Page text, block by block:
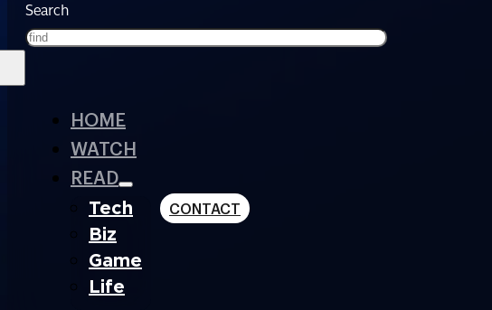
Search
HOME
WATCH
READ
Tech
Biz
Game
Life
CONTACT